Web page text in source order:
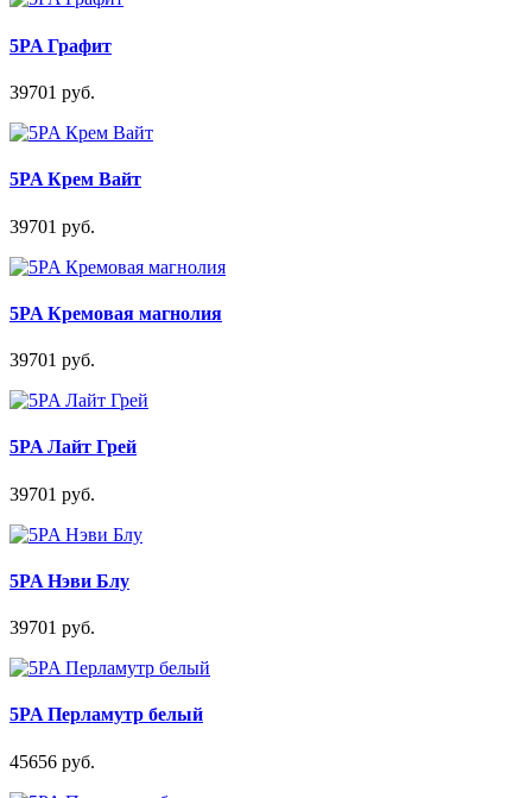
5PA Графит
39701 руб.
5PA Крем Вайт
39701 руб.
5PA Кремовая магнолия
39701 руб.
5PA Лайт Грей
39701 руб.
5PA Нэви Блу
39701 руб.
5PA Перламутр белый
45656 руб.